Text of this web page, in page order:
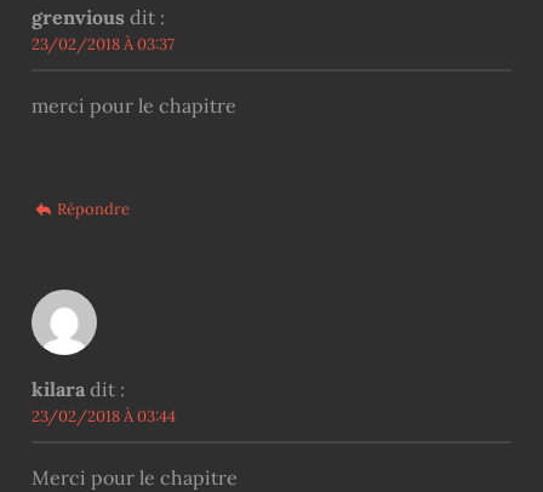
grenvious dit :
23/02/2018 À 03:37
merci pour le chapitre
Répondre
kilara dit :
23/02/2018 À 03:44
Merci pour le chapitre